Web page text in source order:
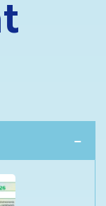
−